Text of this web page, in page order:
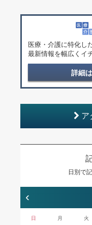
医療・介護に特化し
最新情報を幅広くイ
詳細
ア
日別で
‹
日 月 火